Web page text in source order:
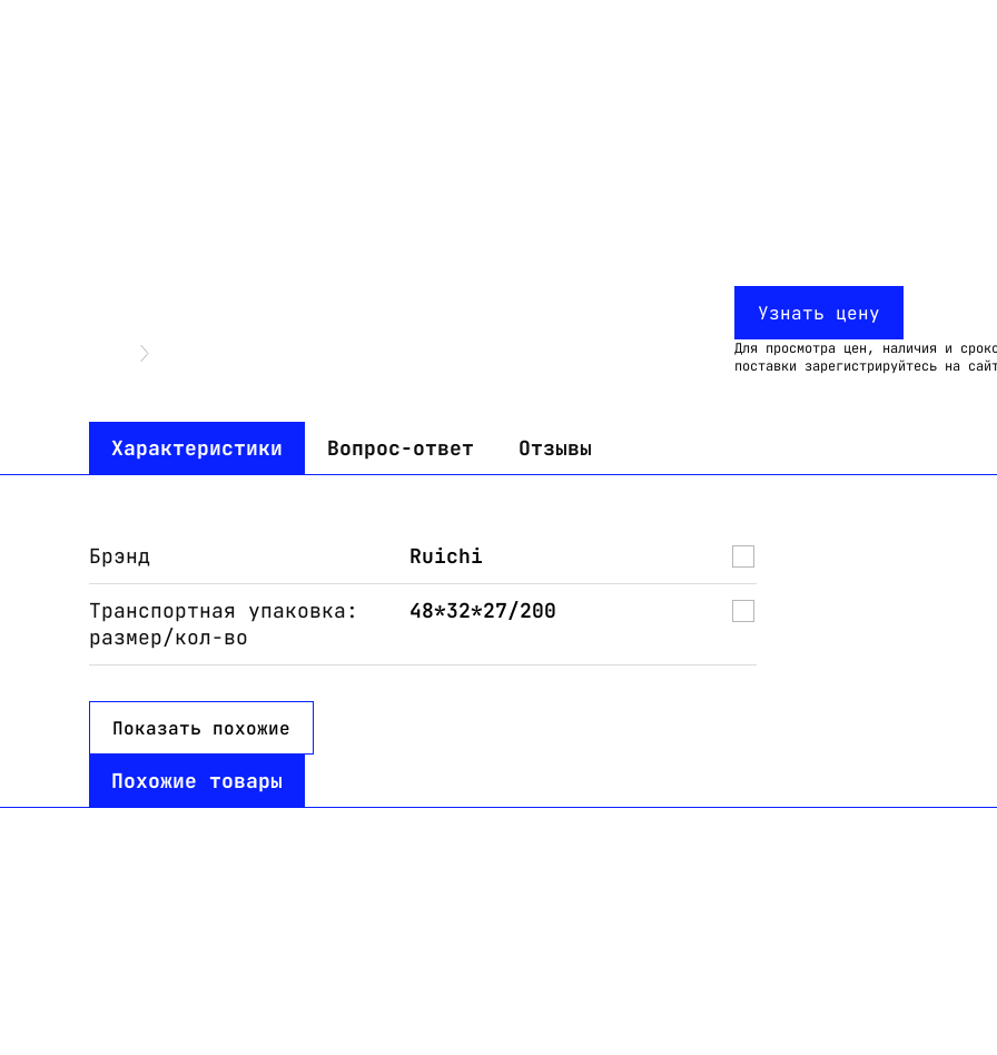
Узнать цену
Для просмотра цен, наличия и
поставки зарегистрируйтесь на
Характеристики Вопрос-ответ Отзывы
Брэнд Ruichi
Транспортная упаковка:
размер/кол-во
48*32*27/200
Показать похожие
Похожие товары